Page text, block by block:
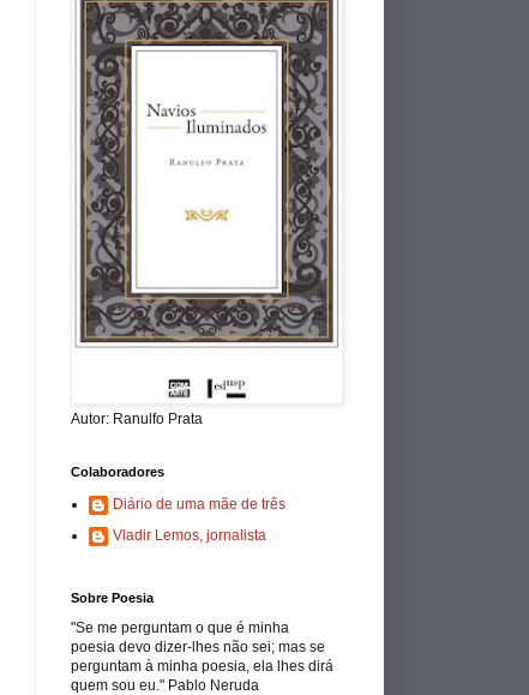
Autor: Ranulfo Prata
Colaboradores
Diário de uma mãe de três
Vladir Lemos, jornalista
Sobre Poesia
"Se me perguntam o que é minha
poesia devo dizer-lhes não sei; mas se
perguntam à minha poesia, ela lhes dirá
quem sou eu." Pablo Neruda